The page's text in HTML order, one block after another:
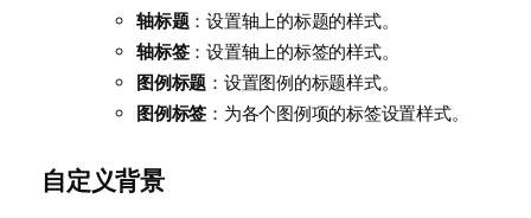
轴标题：设置轴上的标题的样式。
轴标签：设置轴上的标签的样式。
图例标题 ：设置图例的标题样式。
图例标签 ：为各个图例项的标签设置样式。
自定义背景